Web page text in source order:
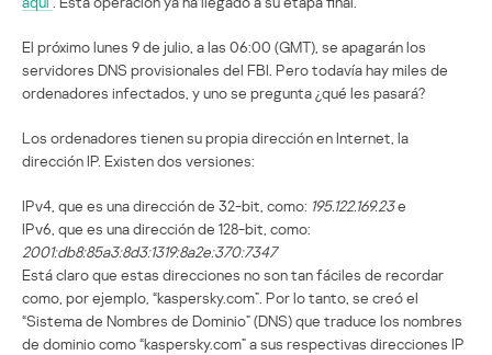
El próximo lunes 9 de julio, a las 06:00 (GMT), se apagarán los
servidores DNS provisionales del FBI. Pero todavía hay miles de
ordenadores infectados, y uno se pregunta ¿qué les pasará?
Los ordenadores tienen su propia dirección en Internet, la
dirección IP. Existen dos versiones:
IPv4, que es una dirección de 32-bit, como: 195.122.169.23e
IPv6, que es una dirección de 128-bit, como:
2001:db8:85a3:8d3:1319:8a2e:370:7347
Está claro que estas direcciones no son tan fáciles de recordar
como, por ejemplo, “kaspersky.com”. Por lo tanto, se creó el
“Sistema de Nombres de Dominio” (DNS) que traduce los nombres
de dominio como “kaspersky.com” a sus respectivas direcciones IP